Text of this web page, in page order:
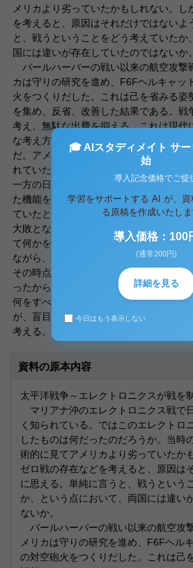
メリカより劣っていたかもしれない。
を考えると、原因はそれだけではないよ
と、戦うということをどう考えていたか
国には違いが存在していたのではないか。
パールハーバーの戦い以来の航空攻撃
カは守りの研究を進め、F6Fヘルキャッ
火をつくりだした。これは己を省みる姿
を集め、反省、改善した結果である。戦
考え、無駄な出費を抑える、これは現代
な考え方である。防御は時に、最大の攻
だ。アメリカにとって、戦争はひとつの
れていたように私には思える。
一方の日本はどうであっただろうか。ゼ
た機能を有していた。日本もまったくエ
ていたというわけではないだろう。では
大敗となってしまったのだろうか。そこ
て何かを改善しようという姿勢は見られ
ながら、その人的資材を生かすことがで
その時点で、できる限りの成果を挙げよ
ったからではないだろうか。＜いま、こ
何をすべきか、何を一番に考えるべきか
が、盲目的で消耗の多い戦い方を生み出
考える。
資料の原本内容
太平洋戦争～エレクトロニクスが戦を
マリアナ沖のエレクトロニクス戦で
く知られている。ではこのエレクトロ
したものは何だったのだろうか。当時
術的に見てアメリカより劣っていたか
ゼロ戦の存在などを考えると、原因は
に思える。単純に言うと、戦うという
か、という点において、両国には違い
ないか。
パールハーバーの戦い以来の航空攻
メリカは守りの研究を進め、F6Fヘル
の対空砲火をつくりだした。これは己
🎓 AIスタディメイト サー
始
導入記念価格でご提
学習をサポートする AI が、資
る原稿を作成いたしま
導入価格：100
(通常200円)
詳細を見る
今日はもう表示しない